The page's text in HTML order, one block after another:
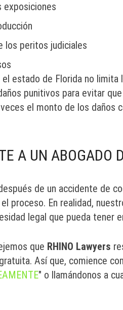
exposiciones
los peritos judiciales
estado de Florida no limita
punitivos para evitar
el monto de los daños
A UN ABOGADO
de un accidente de
proceso. En realidad,
legal que pueda tener
que RHINO Lawyers
Así que, comience
" o llamándonos a